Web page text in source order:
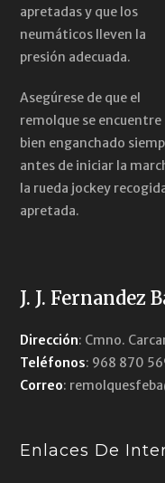
apretadas y que los
neumáticos lleven la
presión adecuada.
Asegúrese de que el
remolque se encuentre
bien enganchado
antes de iniciar la
la rueda jockey
apretada.
J. J. Fernandez
Dirección: Cmno.
Teléfonos: 968 870
Correo:
Enlaces De